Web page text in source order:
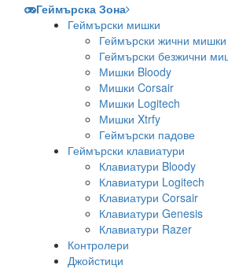
Геймърска Зона
Геймърски мишки
Геймърски жични мишки
Геймърски безжични
Мишки Bloody
Мишки Corsair
Мишки Logitech
Мишки Xtrfy
Геймърски падове
Геймърски клавиатури
Клавиатури Bloody
Клавиатури Logitech
Клавиатури Corsair
Клавиатури Genesis
Клавиатури Razer
Контролери
Джойстици